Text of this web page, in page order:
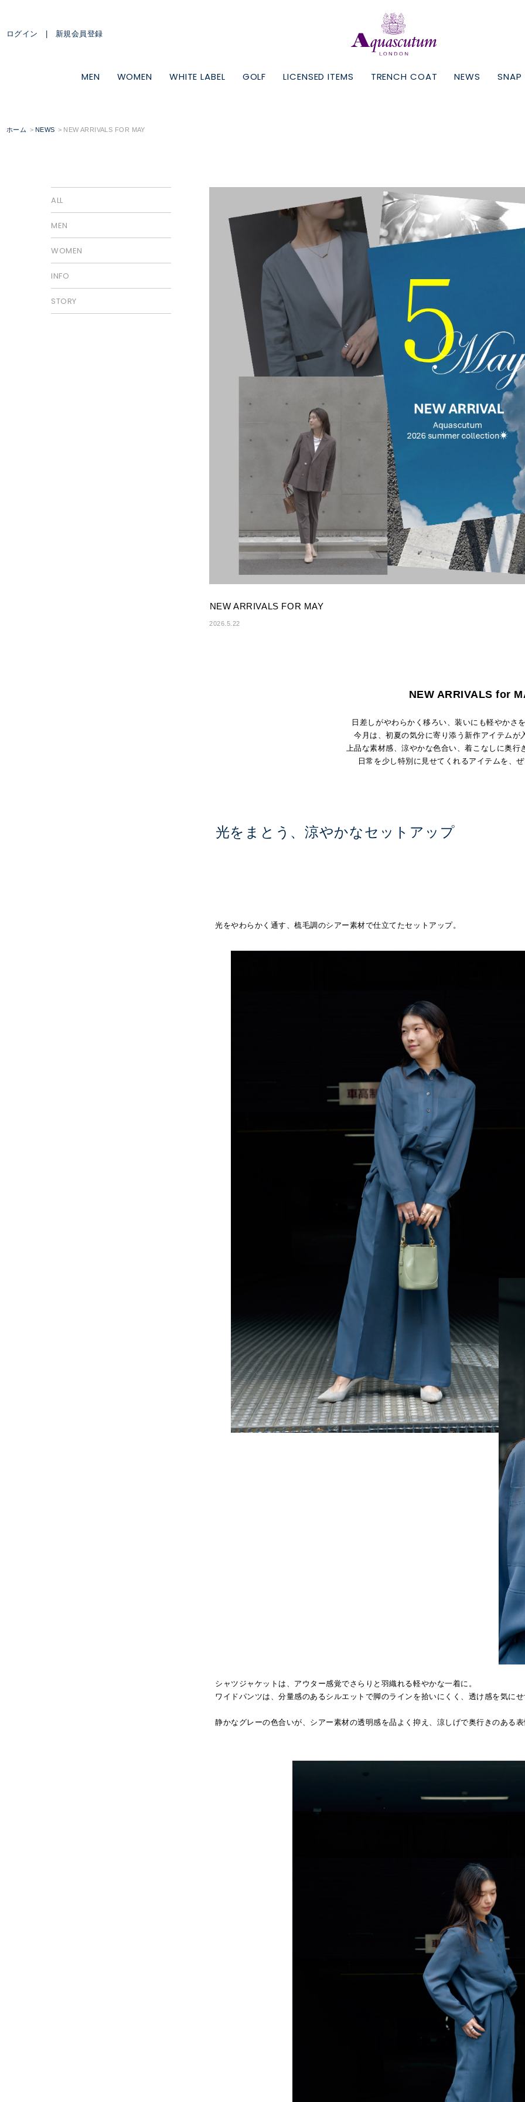
ログイン 新規会員登録
MEN WOMEN WHITE LABEL GOLF LICENSED ITEMS TRENCH COAT NEWS SNAP
ホーム NEWS NEW ARRIVALS FOR MAY
ALL
MEN
WOMEN
INFO
STORY
NEW ARRIVALS FOR MAY
2026.5.22
NEW ARRIVALS for
日差しがやわらかく移ろい、装いにも軽やかさ
今月は、初夏の気分に寄り添う新作アイテムが
上品な素材感、涼やかな色合い、着こなしに奥行
日常を少し特別に見せてくれるアイテムを、
光をまとう、涼やかなセットアップ
光をやわらかく通す、梳毛調のシアー素材で仕立てたセットアップ。
シャツジャケットは、アウター感覚でさらりと羽織れる軽やかな一着に。
ワイドパンツは、分量感のあるシルエットで脚のラインを拾いにくく、透け感を気に
静かなグレーの色合いが、シアー素材の透明感を品よく抑え、涼しげで奥行きのある